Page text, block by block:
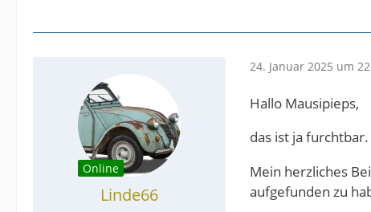
Online
Linde66
24. Januar 2025 um
Hallo Mausipieps,
das ist ja furchtbar.
Mein herzliches
aufgefunden zu